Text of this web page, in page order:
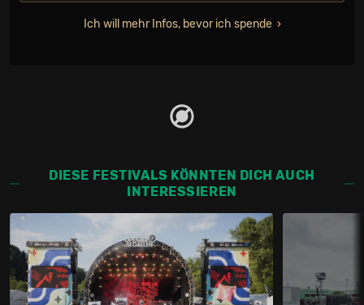
Ich will mehr Infos, bevor ich spende
DIESE FESTIVALS KÖNNTEN DICH AUCH
INTERESSIEREN